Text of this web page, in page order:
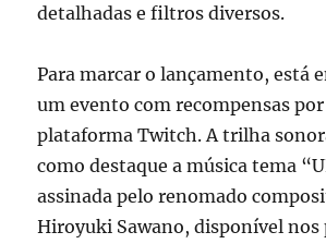
detalhadas e filtros diversos.
Para marcar o lançamento, está
um evento com recompensas
plataforma Twitch. A trilha
como destaque a música tema
assinada pelo renomado
Hiroyuki Sawano, disponível nos